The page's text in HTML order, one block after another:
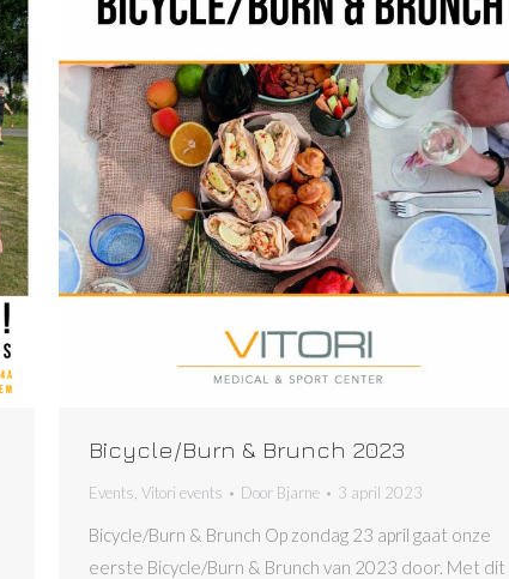
Bicycle/Burn & Brunch 2023
Events Vitori events Door Bjarne 3 april 2023
Bicycle/Burn & Brunch Op zondag 23 april gaat onze
eerste Bicycle/Burn & Brunch van 2023 door. Met dit